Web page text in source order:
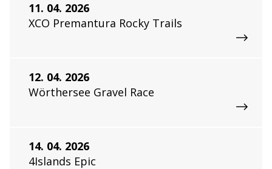
11. 04. 2026
XCO Premantura Rocky Trails
12. 04. 2026
Wörthersee Gravel Race
14. 04. 2026
4Islands Epic